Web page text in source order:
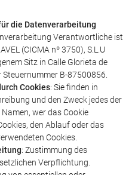
die Datenverarbeitung
Verantwortliche ist
(CICMA nº 3750), S.L.U
Sitz in Calle Glorieta de
B-87500856.
Cookies: Sie finden in
und den Zweck jedes der
wer das Cookie
den Ablauf oder das
Cookies.
: Zustimmung des
Verpflichtung.